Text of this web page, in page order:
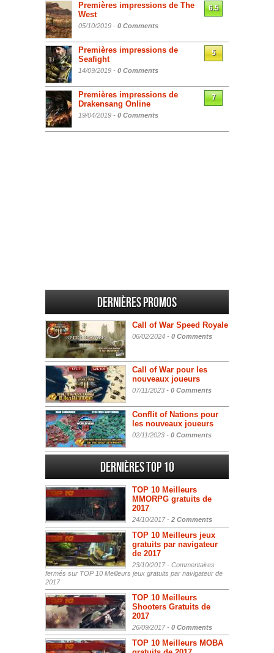
Premières impressions de The
West
05/10/2019 - 0 Comments
6.5
Premières impressions de
Seafight
14/09/2019 - 0 Comments
5
Premières impressions de
Drakensang Online
19/04/2019 - 0 Comments
7
Dernières promos
Call of War Speed Royale
06/02/2024 - 0 Comments
Call of War pour les
nouveaux joueurs
07/11/2023 - 0 Comments
Conflit of Nations pour
les nouveaux joueurs
02/11/2023 - 0 Comments
Dernières Top 10
TOP 10 Meilleurs
MMORPG gratuits de
2017
24/10/2017 - 2 Comments
TOP 10 Meilleurs jeux
gratuits par navigateur
de 2017
23/10/2017 - Commentaires
fermés sur TOP 10 Meilleurs jeux gratuits par navigateur de
2017
TOP 10 Meilleurs
Shooters Gratuits de
2017
26/09/2017 - 0 Comments
TOP 10 Meilleurs MOBA